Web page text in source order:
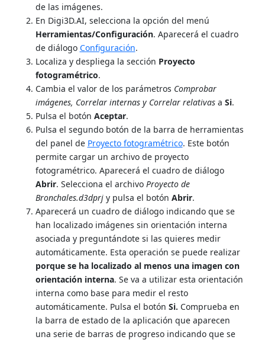
de las imágenes.
En Digi3D.AI, selecciona la opción del menú
Herramientas/Configuración. Aparecerá el cuadro
de diálogo Configuración.
Localiza y despliega la sección Proyecto
fotogramétrico.
Cambia el valor de los parámetros Comprobar
imágenes, Correlar internas y Correlar relativasa Si.
Pulsa el botón Aceptar.
Pulsa el segundo botón de la barra de herramientas
del panel de Proyecto fotogramétrico. Este botón
permite cargar un archivo de proyecto
fotogramétrico. Aparecerá el cuadro de diálogo
Abrir. Selecciona el archivo Proyecto de
Bronchales.d3dprjy pulsa el botón Abrir.
Aparecerá un cuadro de diálogo indicando que se
han localizado imágenes sin orientación interna
asociada y preguntándote si las quieres medir
automáticamente. Esta operación se puede realizar
porque se ha localizado al menos una imagen con
orientación interna. Se va a utilizar esta orientación
interna como base para medir el resto
automáticamente. Pulsa el botón Si. Comprueba en
la barra de estado de la aplicación que aparecen
una serie de barras de progreso indicando que se